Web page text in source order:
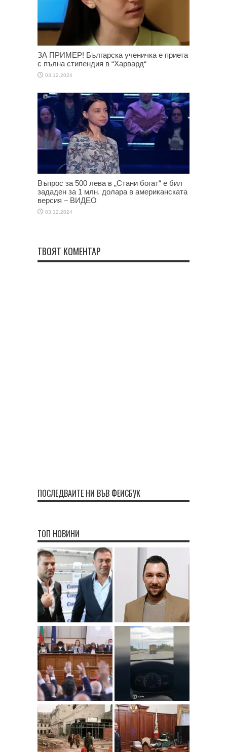
ЗА ПРИМЕР! Българска ученичка е приета
с пълна стипендия в “Харвард“
03.12.2024
Въпрос за 500 лева в „Стани богат“ е бил
зададен за 1 млн. долара в американската
версия – ВИДЕО
03.12.2024
ТВОЯТ КОМЕНТАР
ПОСЛЕДВАЙТЕ НИ ВЪВ ФЕЙСБУК
ТОП НОВИНИ